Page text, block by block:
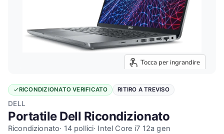
Tocca per ingrandire
RICONDIZIONATO VERIFICATO RITIRO A TREVISO
DELL
Portatile Dell Ricondizionato
Ricondizionato· 14 pollici· Intel Core i7 12a gen